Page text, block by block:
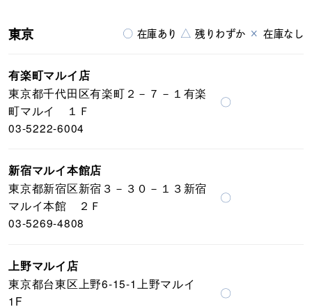
○ 在庫あり △ 残りわずか × 在庫なし
東京
有楽町マルイ店
東京都千代田区有楽町２－７－１有楽
町マルイ １Ｆ
03-5222-6004
〇
新宿マルイ本館店
東京都新宿区新宿３－３０－１３新宿
マルイ本館 ２Ｆ
03-5269-4808
〇
上野マルイ店
東京都台東区上野6-15-1上野マルイ
1F
〇